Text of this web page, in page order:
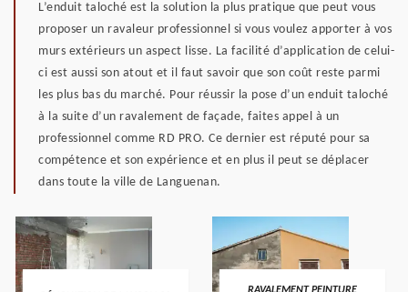
L’enduit taloché est la solution la plus pratique que peut vous
proposer un ravaleur professionnel si vous voulez apporter à vos
murs extérieurs un aspect lisse. La facilité d’application de celui-
ci est aussi son atout et il faut savoir que son coût reste parmi
les plus bas du marché. Pour réussir la pose d’un enduit taloché
à la suite d’un ravalement de façade, faites appel à un
professionnel comme RD PRO. Ce dernier est réputé pour sa
compétence et son expérience et en plus il peut se déplacer
dans toute la ville de Languenan.